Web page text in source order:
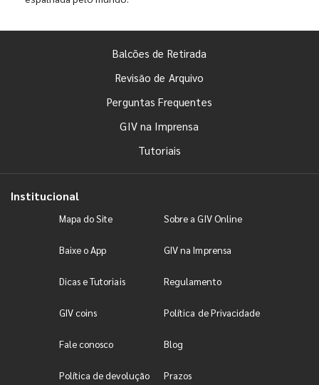
Balcões de Retirada
Revisão de Arquivo
Perguntas Frequentes
GIV na Imprensa
Tutoriais
Institucional
Mapa do Site Sobre a GIV Online
Baixe o App GIV na Imprensa
Dicas e Tutoriais Regulamento
GIV coins Política de Privacidade
Fale conosco Blog
Política de devolução Prazos